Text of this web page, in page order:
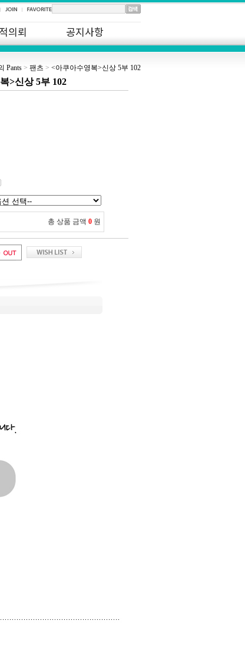
의뢰 공지사항
Pants > 팬츠 > <아쿠아수영복>신상 5부 102
>신상 5부 102
총 상품 금액 0 원